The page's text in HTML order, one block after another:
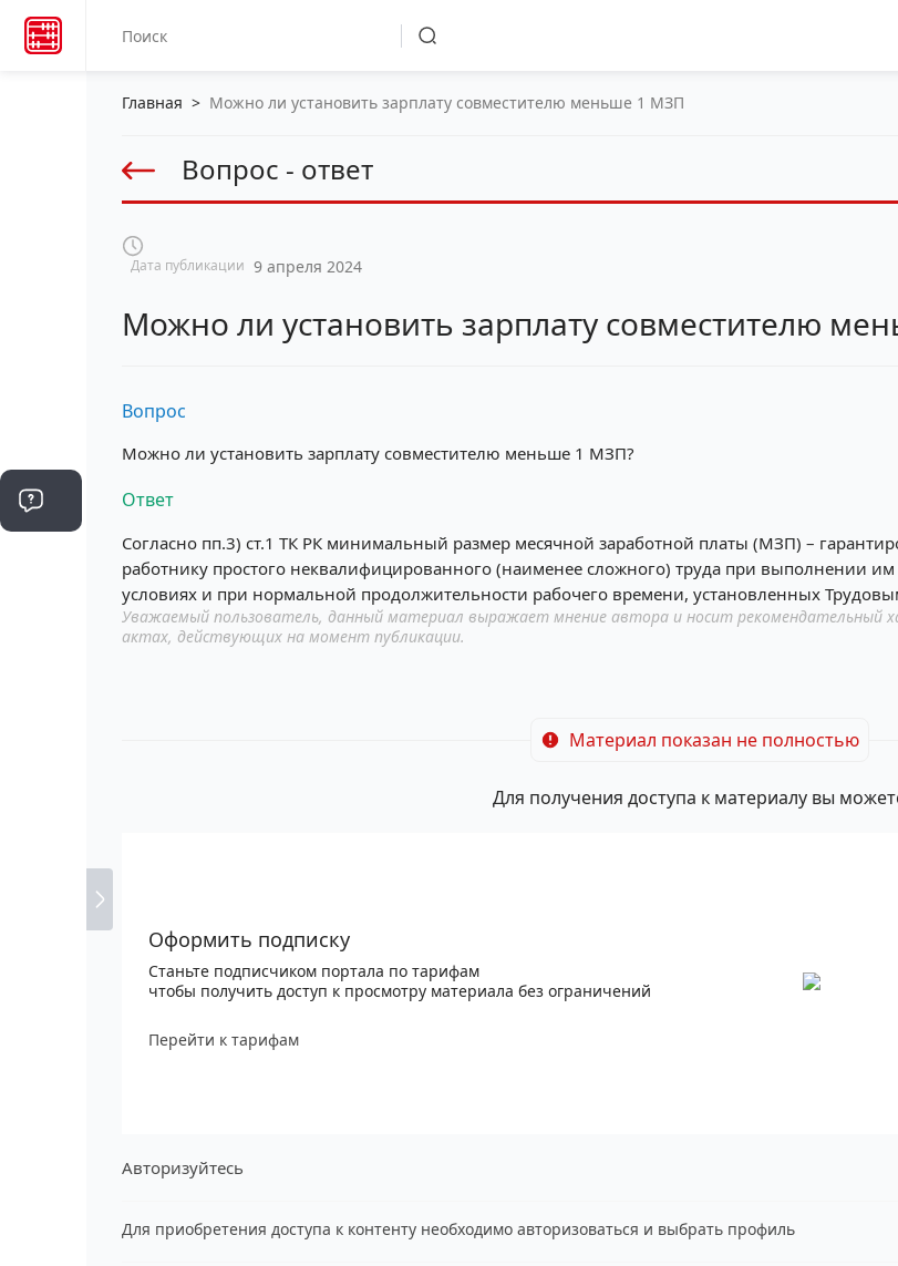
Главная > Можно ли установить зарплату совместителю меньше 1 МЗП
Вопрос - ответ
Дата публикации 9 апреля 2024
Можно ли установить зарплату совместителю
Вопрос
Можно ли установить зарплату совместителю меньше 1 МЗП?
Ответ
Согласно пп.3) ст.1 ТК РК минимальный размер месячной заработной платы (МЗП) –
работнику простого неквалифицированного (наименее сложного) труда при выполнении
условиях и при нормальной продолжительности рабочего времени, установленных
Уважаемый пользователь, данный материал выражает мнение автора и носит рекомендательный
актах, действующих на момент публикации.
Материал показан не полностью
Для получения доступа к материалу вы
Оформить подписку
Станьте подписчиком портала по тарифам
чтобы получить доступ к просмотру материала без ограничений
Перейти к тарифам
Авторизуйтесь
Для приобретения доступа к контенту необходимо авторизоваться и выбрать профиль